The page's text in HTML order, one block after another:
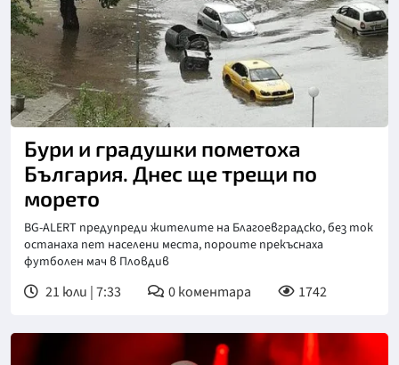
Бури и градушки пометоха
България. Днес ще трещи по
морето
BG-ALERT предупреди жителите на Благоевградско, без ток
останаха пет населени места, пороите прекъснаха
футболен мач в Пловдив
21 юли | 7:33 0коментара 1742